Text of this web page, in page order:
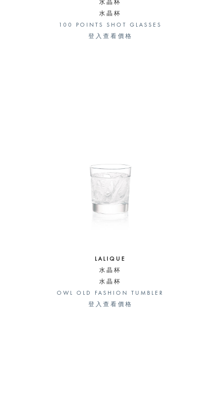
水晶杯
水晶杯
100 POINTS SHOT GLASSES
登入查看價格
LALIQUE
水晶杯
水晶杯
OWL OLD FASHION TUMBLER
登入查看價格